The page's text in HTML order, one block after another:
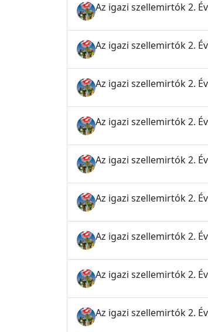
Az igazi szellemirtók 2.
Az igazi szellemirtók 2.
Az igazi szellemirtók 2.
Az igazi szellemirtók 2.
Az igazi szellemirtók 2.
Az igazi szellemirtók 2.
Az igazi szellemirtók 2.
Az igazi szellemirtók 2.
Az igazi szellemirtók 2.